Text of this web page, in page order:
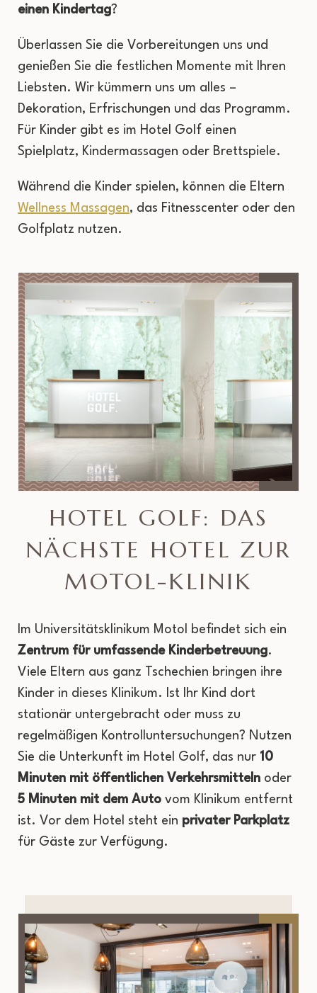
einen Kindertag?
Überlassen Sie die Vorbereitungen uns und
genießen Sie die festlichen Momente mit Ihren
Liebsten. Wir kümmern uns um alles –
Dekoration, Erfrischungen und das Programm.
Für Kinder gibt es im Hotel Golf einen
Spielplatz, Kindermassagen oder Brettspiele.
Während die Kinder spielen, können die Eltern
Wellness Massagen, das Fitnesscenter oder den
Golfplatz nutzen.
HOTEL GOLF: DAS
NÄCHSTE HOTEL ZUR
MOTOL-KLINIK
Im Universitätsklinikum Motol befindet sich ein
Zentrum für umfassende Kinderbetreuung.
Viele Eltern aus ganz Tschechien bringen ihre
Kinder in dieses Klinikum. Ist Ihr Kind dort
stationär untergebracht oder muss zu
regelmäßigen Kontrolluntersuchungen? Nutzen
Sie die Unterkunft im Hotel Golf, das nur 10
Minuten mit öffentlichen Verkehrsmitteln oder
5 Minuten mit dem Auto vom Klinikum entfernt
ist. Vor dem Hotel steht ein privater Parkplatz
für Gäste zur Verfügung.